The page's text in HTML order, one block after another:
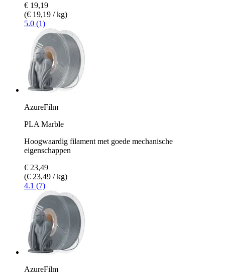
€ 19,19
(€ 19,19 / kg)
5.0 (1)
AzureFilm
PLA Marble
Hoogwaardig filament met goede mechanische
eigenschappen
€ 23,49
(€ 23,49 / kg)
4.1 (7)
AzureFilm